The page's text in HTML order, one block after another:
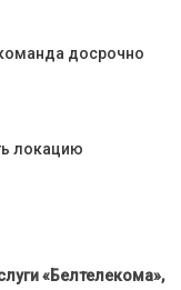
досрочно
локацию
«Белтелекома»,